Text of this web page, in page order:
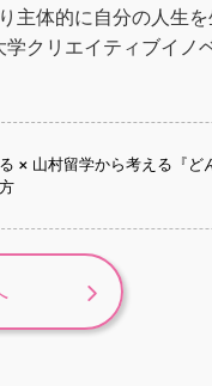
主体的に自分の人生
クリエイティブイノ
× 山村留学から考える『ど